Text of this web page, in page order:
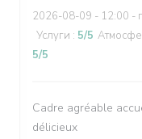
2026-08-09 - 12:00 -
Услуги : 5/5
5/5
Cadre agréable
délicieux